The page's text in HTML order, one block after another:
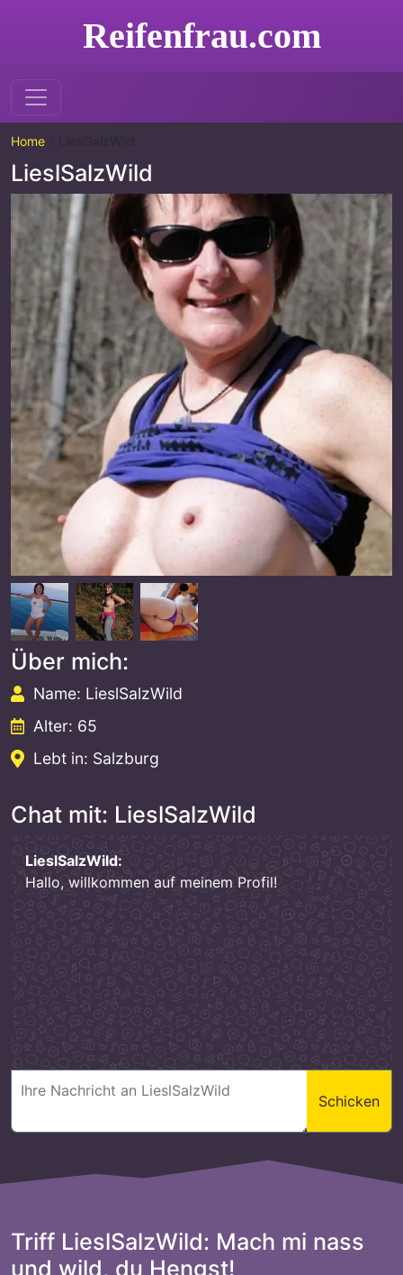
Reifenfrau.com
Home
LieslSalzWild
Über mich:
Name: LieslSalzWild
Alter: 65
Lebt in: Salzburg
Chat mit: LieslSalzWild
LieslSalzWild:
Hallo, willkommen auf meinem Profil!
Schicken
Triff LieslSalzWild: Mach mi nass
und wild, du Hengst!